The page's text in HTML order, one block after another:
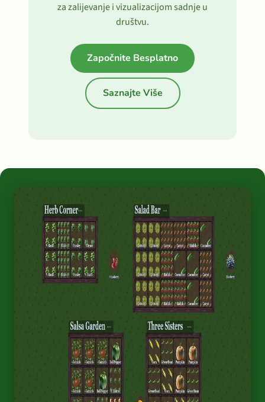
za zalijevanje i vizualizacijom sadnje u
društvu.
Započnite Besplatno
Saznajte Više